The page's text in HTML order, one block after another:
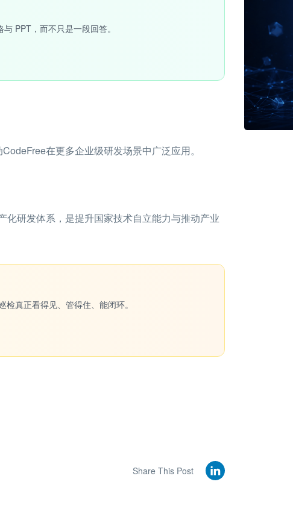
PPT，而不只是一段回答。
在更多企业级研发场景中广泛应用。
研发体系，是提升国家技术自立能力与推动产业
检真正看得见、管得住、能闭环。
Share This Post